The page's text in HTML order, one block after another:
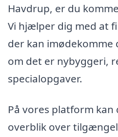
Havdrup, er du
Vi hjælper dig med at
der kan imødekomme
om det er nybyggeri,
specialopgaver.
På vores platform kan
overblik over